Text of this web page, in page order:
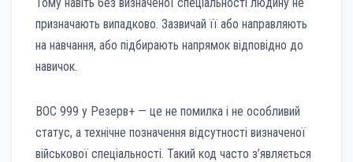
призначають випадково. Зазвичай її або направляють
на навчання, або підбирають напрямок відповідно до
навичок.
ВОС 999 у Резерв+ — це не помилка і не особливий
статус, а технічне позначення відсутності визначеної
військової спеціальності. Такий код часто з’являється